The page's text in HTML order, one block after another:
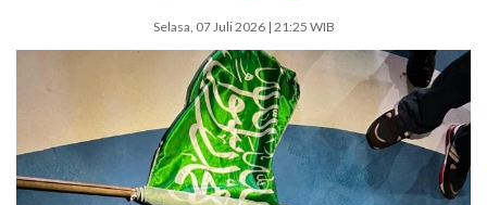
Selasa, 07 Juli 2026 | 21:25 WIB